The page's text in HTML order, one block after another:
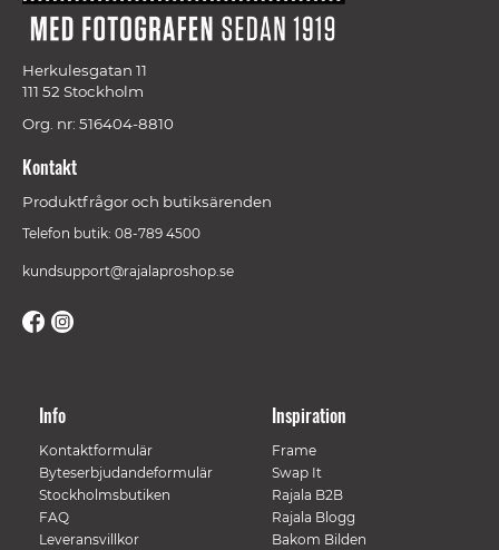
Herkulesgatan 11
111 52 Stockholm
Org. nr: 516404-8810
Kontakt
Produktfrågor och butiksärenden
Telefon butik: 08-789 4500
kundsupport@rajalaproshop.se
Info
Kontaktformulär
Byteserbjudandeformulär
Stockholmsbutiken
FAQ
Leveransvillkor
Inspiration
Frame
Swap It
Rajala B2B
Rajala Blogg
Bakom Bilden